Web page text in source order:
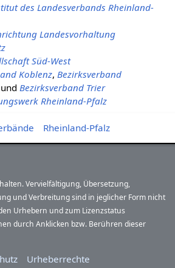
des Landesverbands Rheinland-
Landesvorhaltung
Süd-West
Koblenz, Bezirksverband
und Bezirksverband Trier
Rheinland-Pfalz
Rheinland-Pfalz
Vervielfältigung, Übersetzung,
und Verbreitung sind in jeglicher Form nicht
Urhebern und zum Lizenzstatus
durch Anklicken bzw. Berühren dieser
Urheberrechte